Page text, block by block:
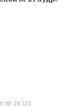
М-29 120